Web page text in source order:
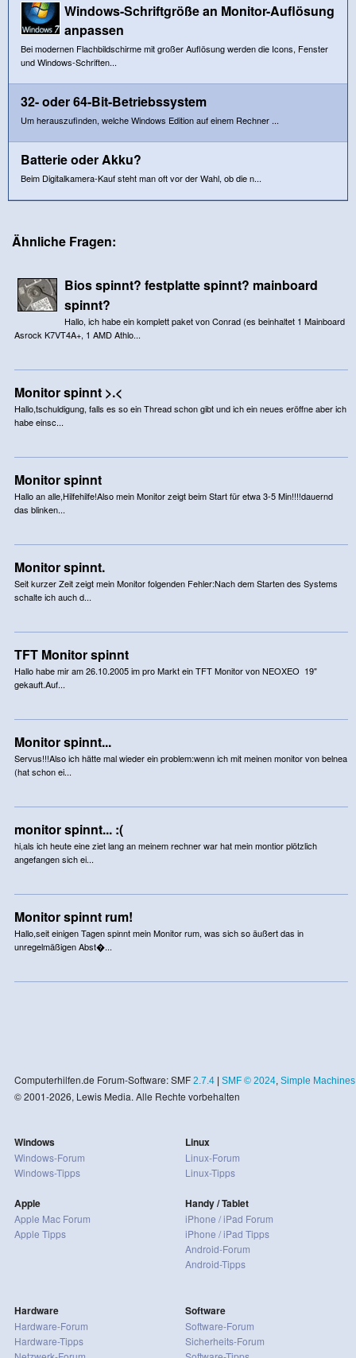
Windows-Schriftgröße an Monitor-Auflösung
anpassen
Bei modernen Flachbildschirme mit großer Auflösung werden die Icons, Fenster
und Windows-Schriften...
32- oder 64-Bit-Betriebssystem
Um herauszufinden, welche Windows Edition auf einem Rechner ...
Batterie oder Akku?
Beim Digitalkamera-Kauf steht man oft vor der Wahl, ob die n...
Ähnliche Fragen:
Bios spinnt? festplatte spinnt? mainboard
spinnt?
Hallo, ich habe ein komplett paket von Conrad (es beinhaltet 1 Mainboard
Asrock K7VT4A+, 1 AMD Athlo...
Monitor spinnt >.<
Hallo,tschuldigung, falls es so ein Thread schon gibt und ich ein neues eröffne aber ich
habe einsc...
Monitor spinnt
Hallo an alle,Hilfehilfe!Also mein Monitor zeigt beim Start für etwa 3-5 Min!!!!dauernd
das blinken...
Monitor spinnt.
Seit kurzer Zeit zeigt mein Monitor folgenden Fehler:Nach dem Starten des Systems
schalte ich auch d...
TFT Monitor spinnt
Hallo habe mir am 26.10.2005 im pro Markt ein TFT Monitor von NEOXEO 19"
gekauft.Auf...
Monitor spinnt...
Servus!!!Also ich hätte mal wieder ein problem:wenn ich mit meinen monitor von belnea
(hat schon ei...
monitor spinnt... :(
hi,als ich heute eine ziet lang an meinem rechner war hat mein montior plötzlich
angefangen sich ei...
Monitor spinnt rum!
Hallo,seit einigen Tagen spinnt mein Monitor rum, was sich so äußert das in
unregelmäßigen Abst�...
Computerhilfen.de Forum-Software: SMF 2.7.4| SMF © 2024, Simple Machines
© 2001-2026, Lewis Media. Alle Rechte vorbehalten
Windows
Windows-Forum
Windows-Tipps
Apple
Apple Mac Forum
Apple Tipps
Linux
Linux-Forum
Linux-Tipps
Handy / Tablet
iPhone / iPad Forum
iPhone / iPad Tipps
Android-Forum
Android-Tipps
Hardware
Hardware-Forum
Hardware-Tipps
Software
Software-Forum
Sicherheits-Forum